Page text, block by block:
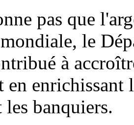
pas que
le
à
enrichissant
les banquiers.